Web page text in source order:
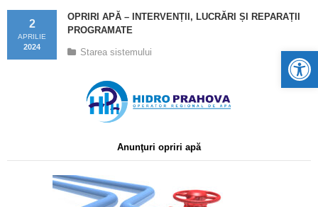
Despre noi
Informații de interes public
OPRIRI APĂ – INTERVENȚII, LUCRĂRI ȘI REPARAȚII
PROGRAMATE
2
APRILIE
2024 Starea sistemului
Anunţuri opriri apă